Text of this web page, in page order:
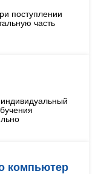
поступлении
часть
компьютер